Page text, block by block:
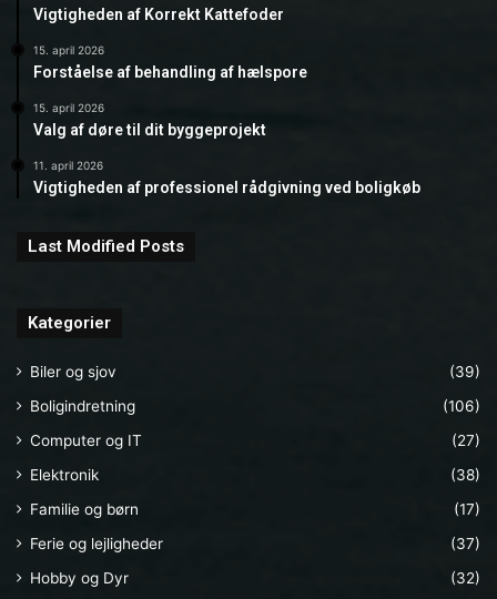
Vigtigheden af Korrekt Kattefoder
15. april 2026
Forståelse af behandling af hælspore
15. april 2026
Valg af døre til dit byggeprojekt
11. april 2026
Vigtigheden af professionel rådgivning ved boligkøb
Last Modified Posts
Kategorier
Biler og sjov
(39)
Boligindretning
(106)
Computer og IT
(27)
Elektronik
(38)
Familie og børn
(17)
Ferie og lejligheder
(37)
Hobby og Dyr
(32)